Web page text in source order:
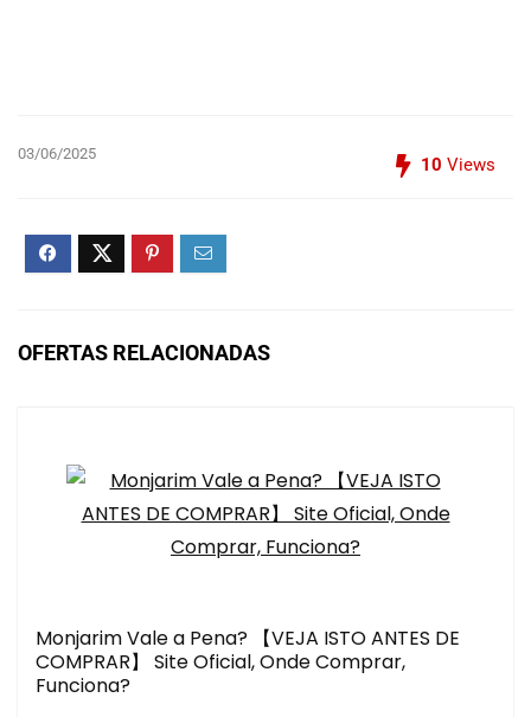
03/06/2025
10 Views
OFERTAS RELACIONADAS
Monjarim Vale a Pena? 【VEJA ISTO ANTES DE
COMPRAR】 Site Oficial, Onde Comprar,
Funciona?